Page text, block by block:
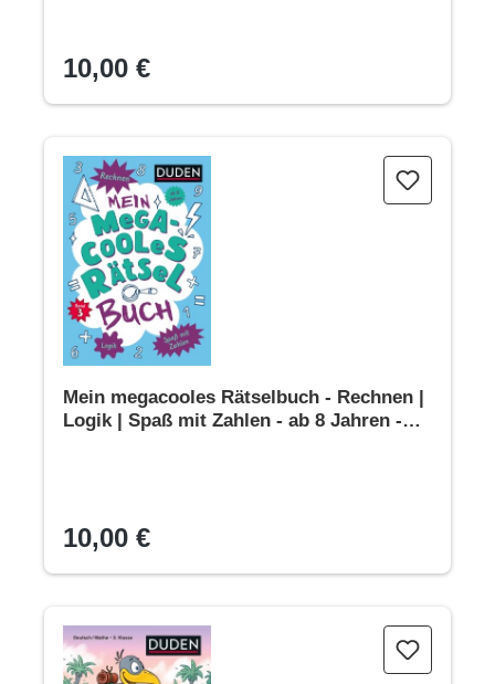
10,00 €
Mein megacooles Rätselbuch - Rechnen | Logik | Spaß
Mein megacooles Rätselbuch - Rechnen |
Logik | Spaß mit Zahlen - ab 8 Jahren -
10,00 €
Mein Ferienblock mit Rabe Linus – Fit für die 3. Klasse